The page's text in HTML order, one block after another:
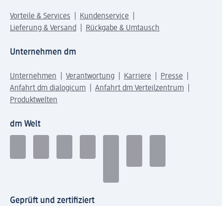
Vorteile & Services
Kundenservice
Lieferung & Versand
Rückgabe & Umtausch
Unternehmen dm
Unternehmen Verantwortung Karriere
Presse
Anfahrt dm dialogicum
Anfahrt dm Verteilzentrum
Produktwelten
dm Welt
Geprüft und zertifiziert